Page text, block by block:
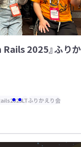
2025』ふりか
LTふりかえり会